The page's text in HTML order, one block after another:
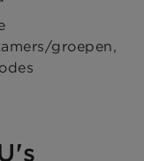
groepen,